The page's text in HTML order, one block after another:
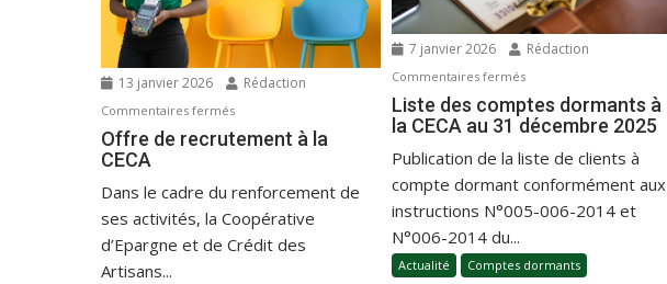
13 janvier 2026 Rédaction
Commentaires fermés
Offre de recrutement à la
CECA
Dans le cadre du renforcement de
ses activités, la Coopérative
d’Epargne et de Crédit des
Artisans...
7 janvier 2026 Rédaction
Commentaires fermés
Liste des comptes dormants à
la CECA au 31 décembre 2025
Publication de la liste de clients à
compte dormant conformément aux
instructions N°005-006-2014 et
N°006-2014 du...
Actualité Comptes dormants